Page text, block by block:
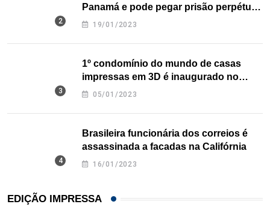
Panamá e pode pegar prisão perpétua
nos EUA
19/01/2023
1º condomínio do mundo de casas
impressas em 3D é inaugurado no
Texas
05/01/2023
Brasileira funcionária dos correios é
assassinada a facadas na Califórnia
16/01/2023
EDIÇÃO IMPRESSA